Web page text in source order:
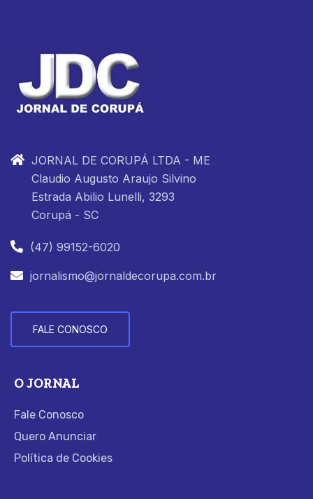
JORNAL DE CORUPÁ LTDA - ME
Claudio Augusto Araujo Silvino
Estrada Abilio Lunelli, 3293
Corupá - SC
(47) 99152-6020
jornalismo@jornaldecorupa.com.br
FALE CONOSCO
O JORNAL
Fale Conosco
Quero Anunciar
Política de Cookies